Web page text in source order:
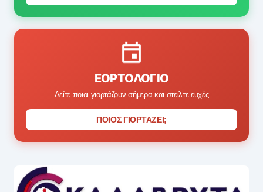
ΕΟΡΤΟΛΌΓΙΟ
Δείτε ποιοι γιορτάζουν σήμερα και στείλτε ευχές
ΠΟΙΟΣ ΓΙΟΡΤΑΖΕΙ;